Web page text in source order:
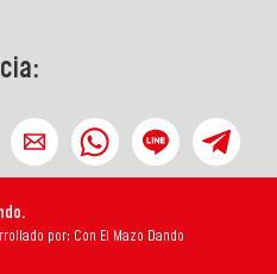
por: Con El Mazo Dando